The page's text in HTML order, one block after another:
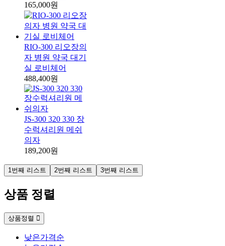
165,000원
RIO-300 리오장의
자 병원 약국 대기
실 로비체어
488,400원
JS-300 320 330 장
수럭셔리원 메쉬
의자
189,200원
1번째 리스트 2번째 리스트 3번째 리스트
상품 정렬
상품정렬
낮은가격순